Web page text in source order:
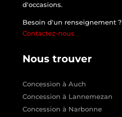
d'occasions.
Besoin d'un renseignement ?
Contactez-nous
Nous trouver
Concession à Auch
Concession à Lannemezan
Concession à Narbonne